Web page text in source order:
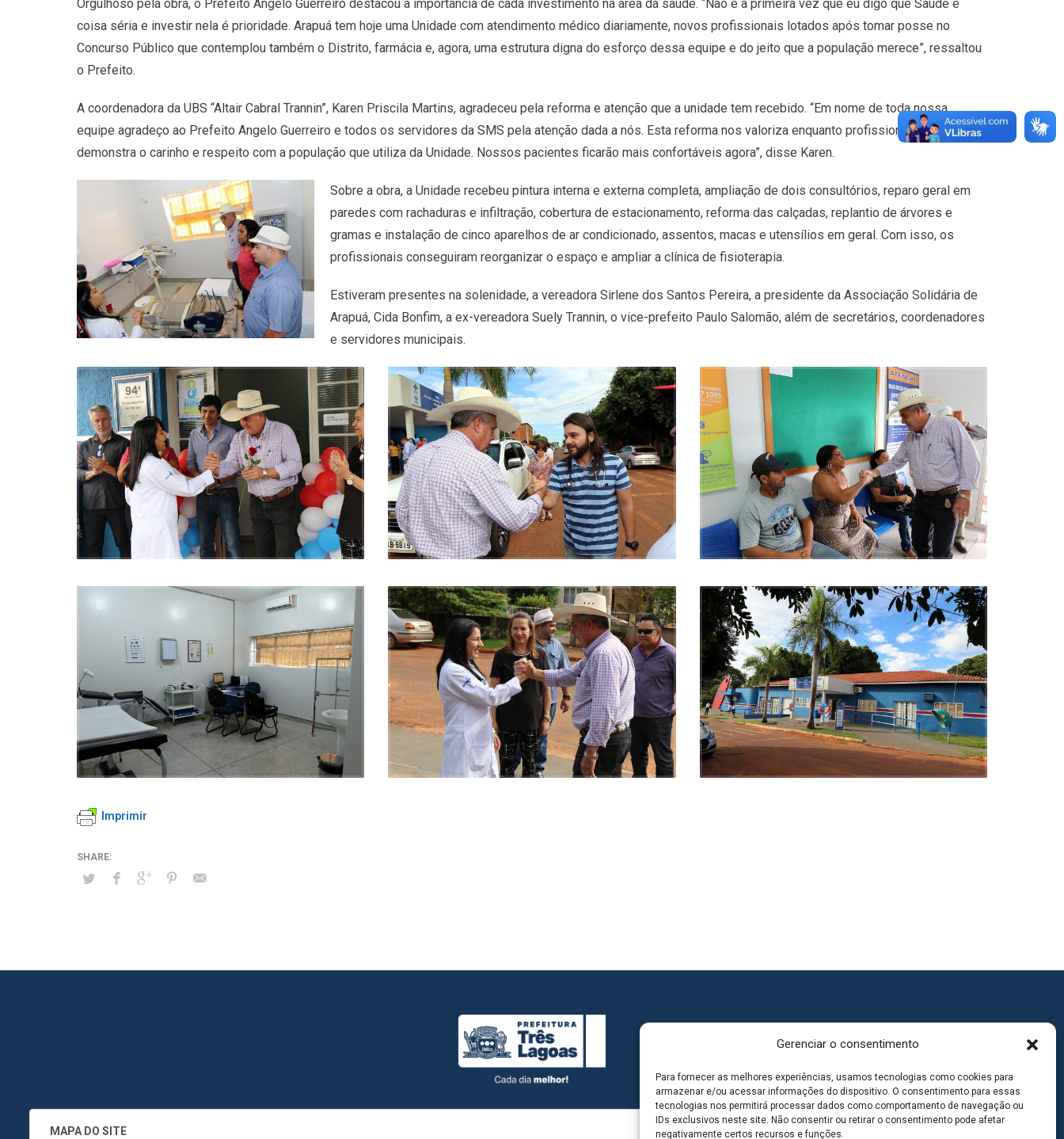
Gerenciar o consentimento
Para fornecer as melhores experiências, usamos tecnologias como cookies para
armazenar e/ou acessar informações do dispositivo. O consentimento para essas
tecnologias nos permitirá processar dados como comportamento de navegação ou
IDs exclusivos neste site. Não consentir ou retirar o consentimento pode afetar
negativamente certos recursos e funções.
Orgulhoso pela obra, o Prefeito Angelo Guerreiro destacou a importância de cada investimento na área da saúde. “Não é a primeira vez que eu digo que Saúde é
coisa séria e investir nela é prioridade. Arapuá tem hoje uma Unidade com atendimento médico diariamente, novos profissionais lotados após tomar posse no
Concurso Público que contemplou também o Distrito, farmácia e, agora, uma estrutura digna do esforço dessa equipe e do jeito que a população merece”, ressaltou
o Prefeito.
A coordenadora da UBS “Altair Cabral Trannin”, Karen Priscila Martins, agradeceu pela reforma e atenção que a unidade tem recebido. “Em nome de toda nossa
equipe agradeço ao Prefeito Angelo Guerreiro e todos os servidores da SMS pela atenção dada a nós. Esta reforma nos valoriza enquanto profissionais, mas,
demonstra o carinho e respeito com a população que utiliza da Unidade. Nossos pacientes ficarão mais confortáveis agora”, disse Karen.
Sobre a obra, a Unidade recebeu pintura interna e externa completa, ampliação de dois consultórios, reparo geral em
paredes com rachaduras e infiltração, cobertura de estacionamento, reforma das calçadas, replantio de árvores e
gramas e instalação de cinco aparelhos de ar condicionado, assentos, macas e utensílios em geral. Com isso, os
profissionais conseguiram reorganizar o espaço e ampliar a clínica de fisioterapia.
Estiveram presentes na solenidade, a vereadora Sirlene dos Santos Pereira, a presidente da Associação Solidária de
Arapuá, Cida Bonfim, a ex-vereadora Suely Trannin, o vice-prefeito Paulo Salomão, além de secretários, coordenadores
e servidores municipais.
Imprimir
MAPA DO SITE